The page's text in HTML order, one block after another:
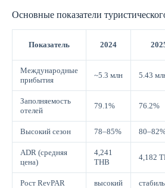
Основные показатели
Показатель 2024
Международные
прибытия
~5.3 млн 5.43
Заполняемость
отелей
79.1% 76.2%
Высокий сезон 78–85%
ADR (средняя
цена)
4,241
THB
4,182
Рост RevPAR высокий